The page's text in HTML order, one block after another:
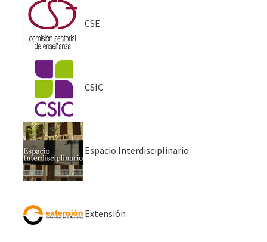
CSE
CSIC
Espacio Interdisciplinario
Extensión